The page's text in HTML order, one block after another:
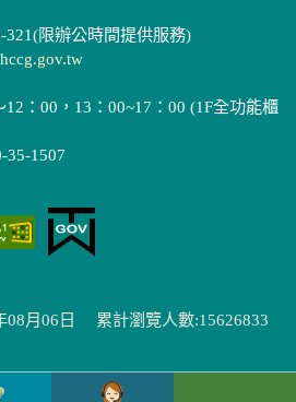
321(限辦公時間提供服務)
：00，13：00~17：00 (1F全功能櫃
35-1507
08月06日
累計瀏覽人數:15626833